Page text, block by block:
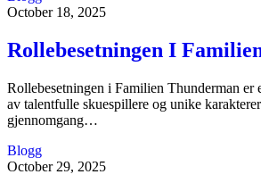
October 18, 2025
Rollebesetningen I
Rollebesetningen i Familien Thunderman er
av talentfulle skuespillere og unike
gjennomgang…
Blogg
October 29, 2025